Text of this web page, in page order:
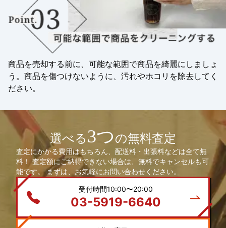
商品を売却する前に、可能な範囲で商品を綺麗にしましょ
う。商品を傷つけないように、汚れやホコリを除去してく
ださい。
選べる3つの無料査定
査定にかかる費用はもちろん、配送料・出張料などは全て無
料！ 査定額にご納得できない場合は、無料でキャンセルも可
能です。 まずは、お気軽にお問い合わせください。
受付時間10:00〜20:00
03-5919-6640